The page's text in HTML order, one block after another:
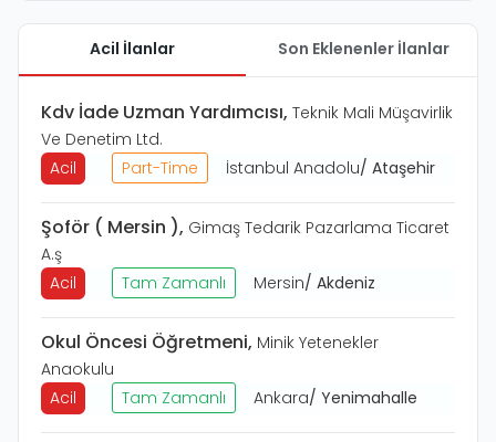
Acil İlanlar Son Eklenenler İlanlar
Kdv İade Uzman Yardımcısı, Teknik Mali Müşavirlik
Ve Denetim Ltd.
Acil
Part-Time İstanbul Anadolu/ Ataşehir
Şoför ( Mersin ), Gimaş Tedarik Pazarlama Ticaret
A.ş
Acil
Tam Zamanlı Mersin/ Akdeniz
Okul Öncesi Öğretmeni, Minik Yetenekler
Anaokulu
Acil
Tam Zamanlı Ankara/ Yenimahalle